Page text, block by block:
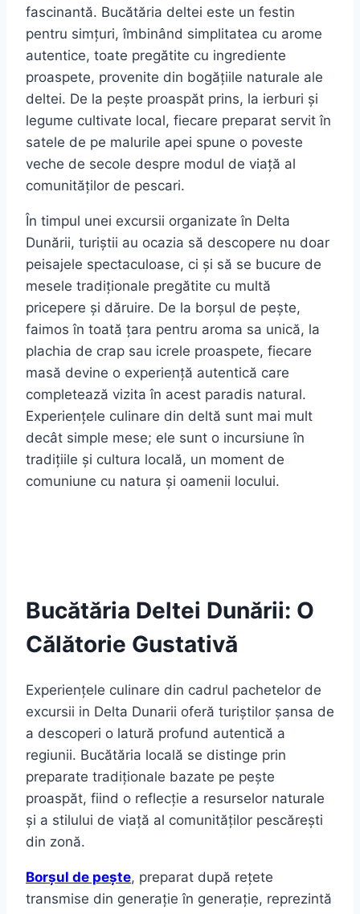
fascinantă. Bucătăria deltei este un festin
pentru simțuri, îmbinând simplitatea cu arome
autentice, toate pregătite cu ingrediente
proaspete, provenite din bogățiile naturale ale
deltei. De la pește proaspăt prins, la ierburi și
legume cultivate local, fiecare preparat servit în
satele de pe malurile apei spune o poveste
veche de secole despre modul de viață al
comunităților de pescari.
În timpul unei excursii organizate în Delta
Dunării, turiștii au ocazia să descopere nu doar
peisajele spectaculoase, ci și să se bucure de
mesele tradiționale pregătite cu multă
pricepere și dăruire. De la borșul de pește,
faimos în toată țara pentru aroma sa unică, la
plachia de crap sau icrele proaspete, fiecare
masă devine o experiență autentică care
completează vizita în acest paradis natural.
Experiențele culinare din deltă sunt mai mult
decât simple mese; ele sunt o incursiune în
tradițiile și cultura locală, un moment de
comuniune cu natura și oamenii locului.
Bucătăria Deltei Dunării: O
Călătorie Gustativă
Experiențele culinare din cadrul pachetelor de
excursii in Delta Dunarii oferă turiștilor șansa de
a descoperi o latură profund autentică a
regiunii. Bucătăria locală se distinge prin
preparate tradiționale bazate pe pește
proaspăt, fiind o reflecție a resurselor naturale
și a stilului de viață al comunităților pescărești
din zonă.
Borșul de pește, preparat după rețete
transmise din generație în generație, reprezintă